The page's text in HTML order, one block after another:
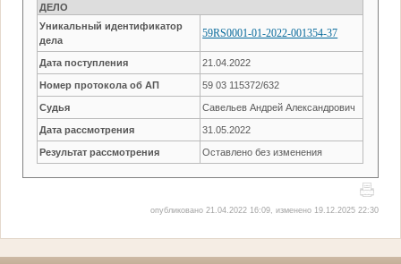
ДЕЛО
Уникальный идентификатор
дела
59RS0001-01-2022-001354-37
Дата поступления 21.04.2022
Номер протокола об АП 59 03 115372/632
Судья Савельев Андрей Александрович
Дата рассмотрения 31.05.2022
Результат рассмотрения Оставлено без изменения
опубликовано 21.04.2022 16:09, изменено 19.12.2025 22:30